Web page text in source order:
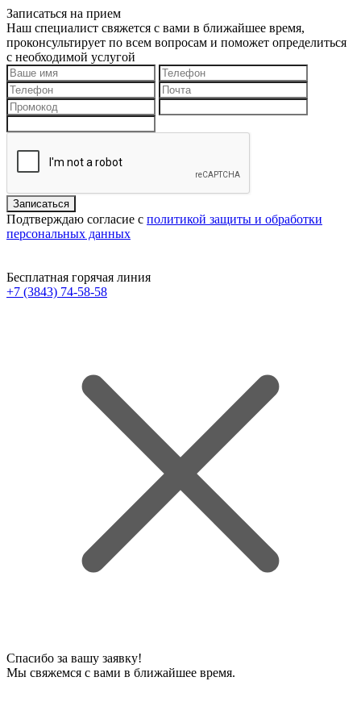
Записаться на прием
Наш специалист свяжется с вами в ближайшее время,
проконсультирует по всем вопросам и поможет определиться
с необходимой услугой
Подтверждаю согласие с политикой защиты и обработки
персональных данных
Бесплатная горячая линия
+7 (3843) 74-58-58
Спасибо за вашу заявку!
Мы свяжемся с вами в ближайшее время.